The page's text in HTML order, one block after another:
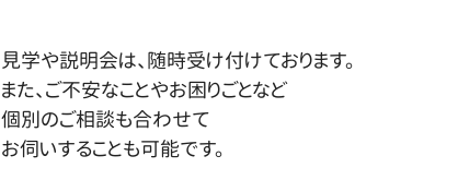
見学や説明会は、随時受け付けております。
また、ご不安なことやお困りごとなど
個別のご相談も合わせて
お伺いすることも可能です。